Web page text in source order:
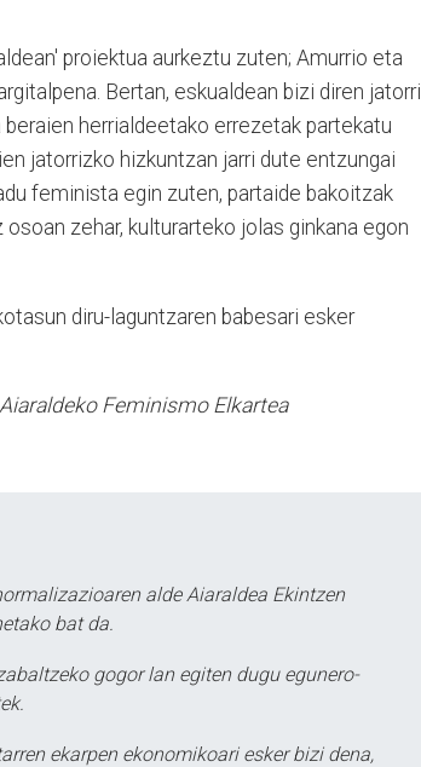
proiektua aurkeztu zuten; Amurrio eta
Bertan, eskualdean bizi diren jatorri
herrialdeetako errezetak partekatu
jatorrizko hizkuntzan jarri dute entzungai
feminista egin zuten, partaide bakoitzak
zehar, kulturarteko jolas ginkana egon
diru-laguntzaren babesari esker
Feminismo Elkartea
alde Aiaraldea Ekintzen
bat da.
gogor lan egiten dugu egunero-
ekarpen ekonomikoari esker bizi dena,